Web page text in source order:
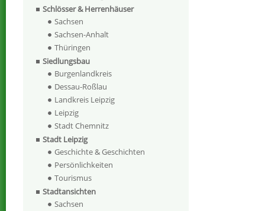
Schlösser & Herrenhäuser
Sachsen
Sachsen-Anhalt
Thüringen
Siedlungsbau
Burgenlandkreis
Dessau-Roßlau
Landkreis Leipzig
Leipzig
Stadt Chemnitz
Stadt Leipzig
Geschichte & Geschichten
Persönlichkeiten
Tourismus
Stadtansichten
Sachsen